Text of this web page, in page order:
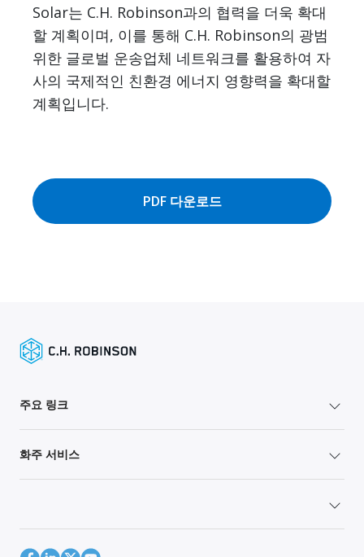
Solar는 C.H. Robinson과의 협력을 더욱 확대
할 계획이며, 이를 통해 C.H. Robinson의 광범
위한 글로벌 운송업체 네트워크를 활용하여 자
사의 국제적인 친환경 에너지 영향력을 확대할
계획입니다.
PDF 다운로드
주요 링크
화주 서비스